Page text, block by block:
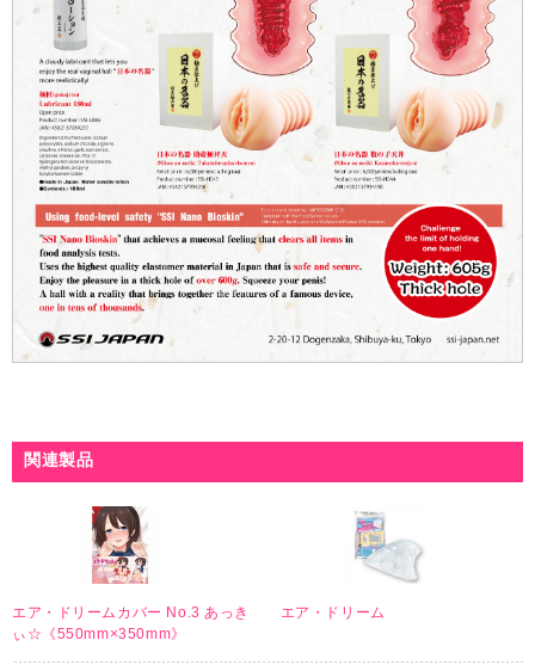
関連製品
エア・ドリームカバー No.3 あっき
ぃ☆《550mm×350mm》
エア・ドリーム